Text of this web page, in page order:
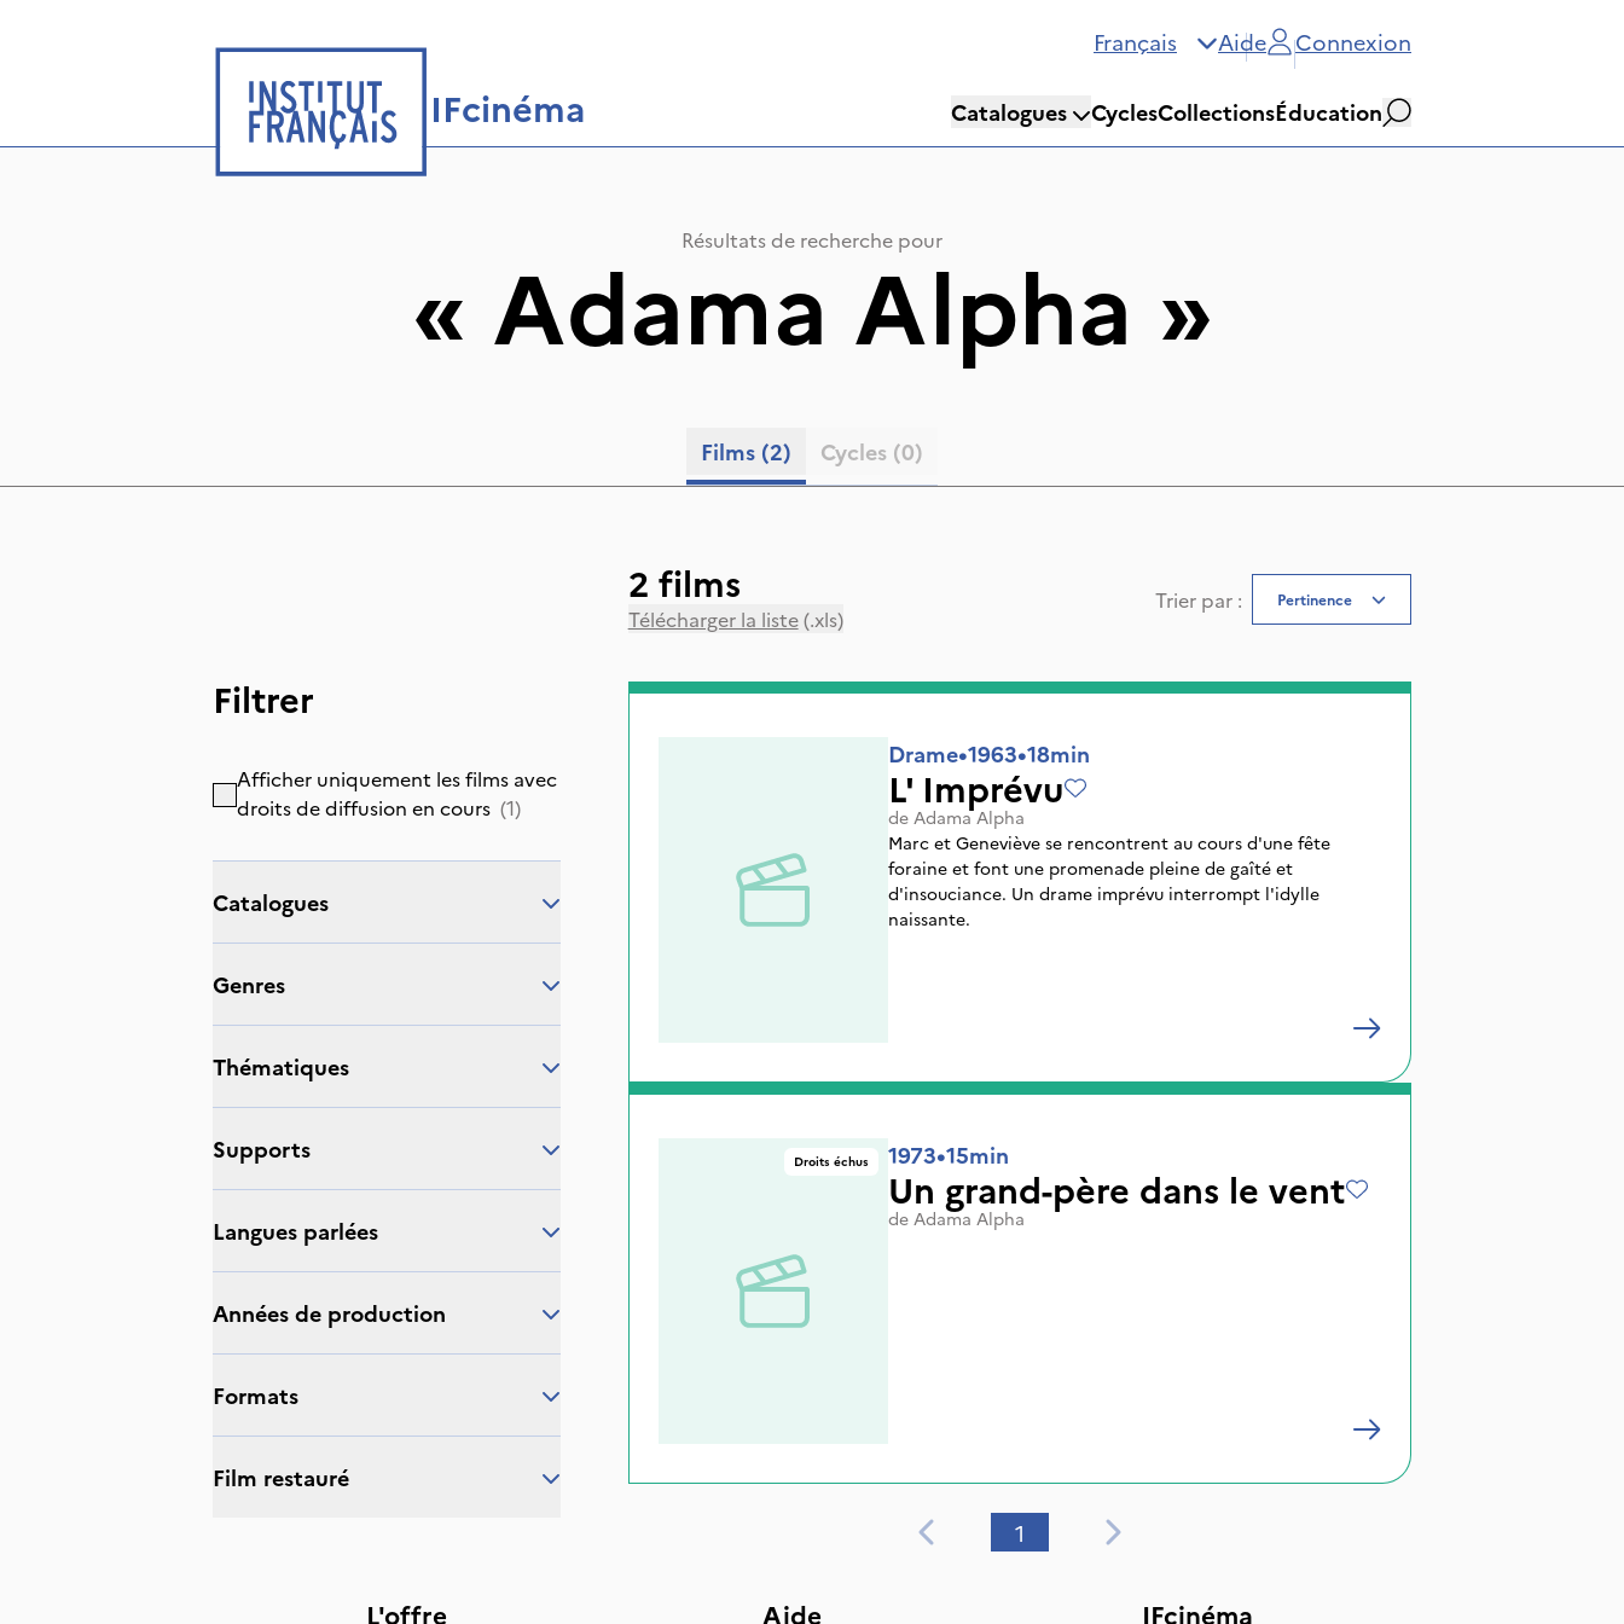
Français Aide Connexion
IFcinéma Catalogues CyclesCollectionsÉducation
Rechercher
Résultats de recherche pour
« Adama Alpha »
Films (2) Cycles (0)
Filtrer
Afficher uniquement les films avec
droits de diffusion en cours (1)
catalogues
genres
thématiques
supports
langues parlées
Années de production
Formats
Film restauré
2 films
Télécharger la liste(.xls)
Trier par : Pertinence
Drame•1963•18min
L' Imprévu
de Adama Alpha
Marc et Geneviève se rencontrent au cours d'une fête
foraine et font une promenade pleine de gaîté et
d'insouciance. Un drame imprévu interrompt l'idylle
naissante.
Droits échus 1973•15min
Un grand-père dans le vent
de Adama Alpha
1
L'offre Aide IFcinéma